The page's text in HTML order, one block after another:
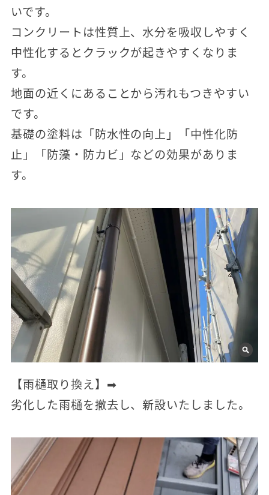
いです。
コンクリートは性質上、水分を吸収しやすく
中性化するとクラックが起きやすくなりま
す。
地面の近くにあることから汚れもつきやすい
です。
基礎の塗料は「防水性の向上」「中性化防
止」「防藻・防カビ」などの効果がありま
す。
【雨樋取り換え】➡
劣化した雨樋を撤去し、新設いたしました。